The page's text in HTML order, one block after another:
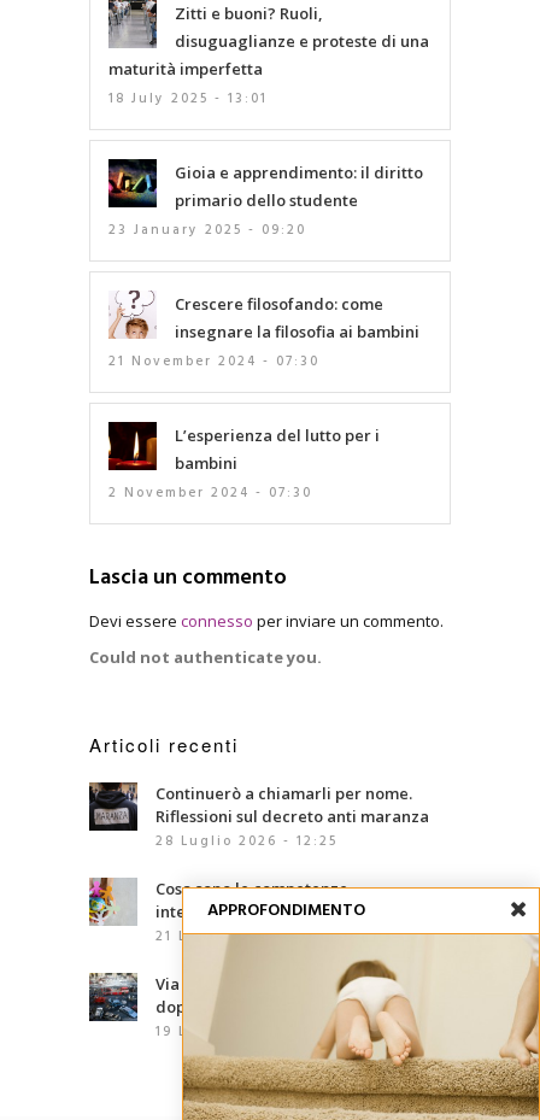
Zitti e buoni? Ruoli,
disuguaglianze e proteste di una
maturità imperfetta
18 July 2025 - 13:01
Gioia e apprendimento: il diritto
primario dello studente
23 January 2025 - 09:20
Crescere filosofando: come
insegnare la filosofia ai bambini
21 November 2024 - 07:30
L’esperienza del lutto per i
bambini
2 November 2024 - 07:30
Lascia un commento
Devi essere connesso per inviare un commento.
Could not authenticate you.
Articoli recenti
Continuerò a chiamarli per nome.
Riflessioni sul decreto anti maranza
28 Luglio 2026 - 12:25
Cosa sono le competenze
interculturali?
21 Luglio 2026 - 07:00
Via d’Amelio, trentaquattro anni
dopo: le mafie che abbiamo davanti
19 Luglio 2026 - 06:02
APPROFONDIMENTO